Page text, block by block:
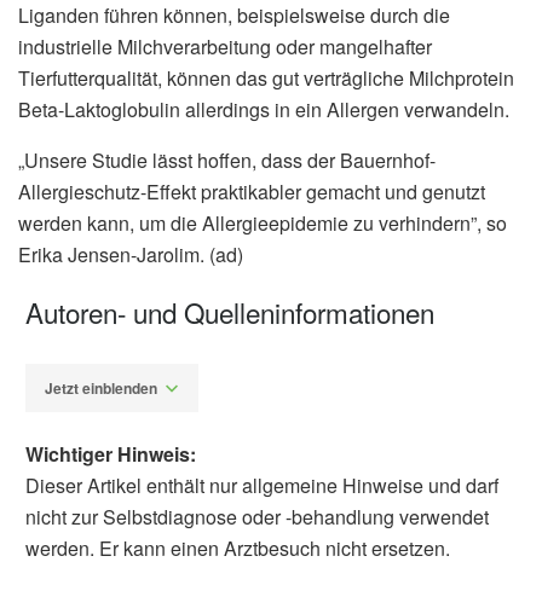
Liganden führen können, beispielsweise durch die
industrielle Milchverarbeitung oder mangelhafter
Tierfutterqualität, können das gut verträgliche Milchprotein
Beta-Laktoglobulin allerdings in ein Allergen verwandeln.
„Unsere Studie lässt hoffen, dass der Bauernhof-
Allergieschutz-Effekt praktikabler gemacht und genutzt
werden kann, um die Allergieepidemie zu verhindern”, so
Erika Jensen-Jarolim. (ad)
Autoren- und Quelleninformationen
Jetzt einblenden
Wichtiger Hinweis:
Dieser Artikel enthält nur allgemeine Hinweise und darf
nicht zur Selbstdiagnose oder -behandlung verwendet
werden. Er kann einen Arztbesuch nicht ersetzen.